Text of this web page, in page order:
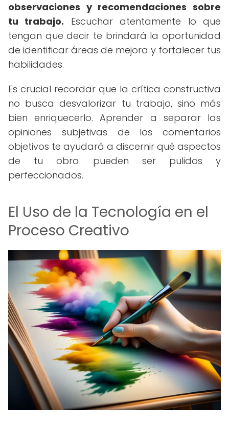
observaciones y recomendaciones sobre
tu trabajo. Escuchar atentamente lo que
tengan que decir te brindará la oportunidad
de identificar áreas de mejora y fortalecer tus
habilidades.
Es crucial recordar que la crítica constructiva
no busca desvalorizar tu trabajo, sino más
bien enriquecerlo. Aprender a separar las
opiniones subjetivas de los comentarios
objetivos te ayudará a discernir qué aspectos
de tu obra pueden ser pulidos y
perfeccionados.
El Uso de la Tecnología en el
Proceso Creativo